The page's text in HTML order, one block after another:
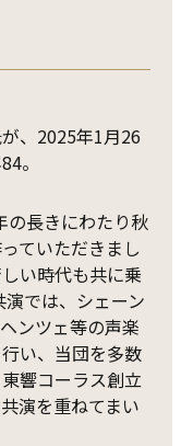
、2025年1月26
。
の長きにわたり秋
ていただきまし
い時代も共に乗
では、シェーン
ンツェ等の声楽
い、当団を多数
響コーラス創立
演を重ねてまい